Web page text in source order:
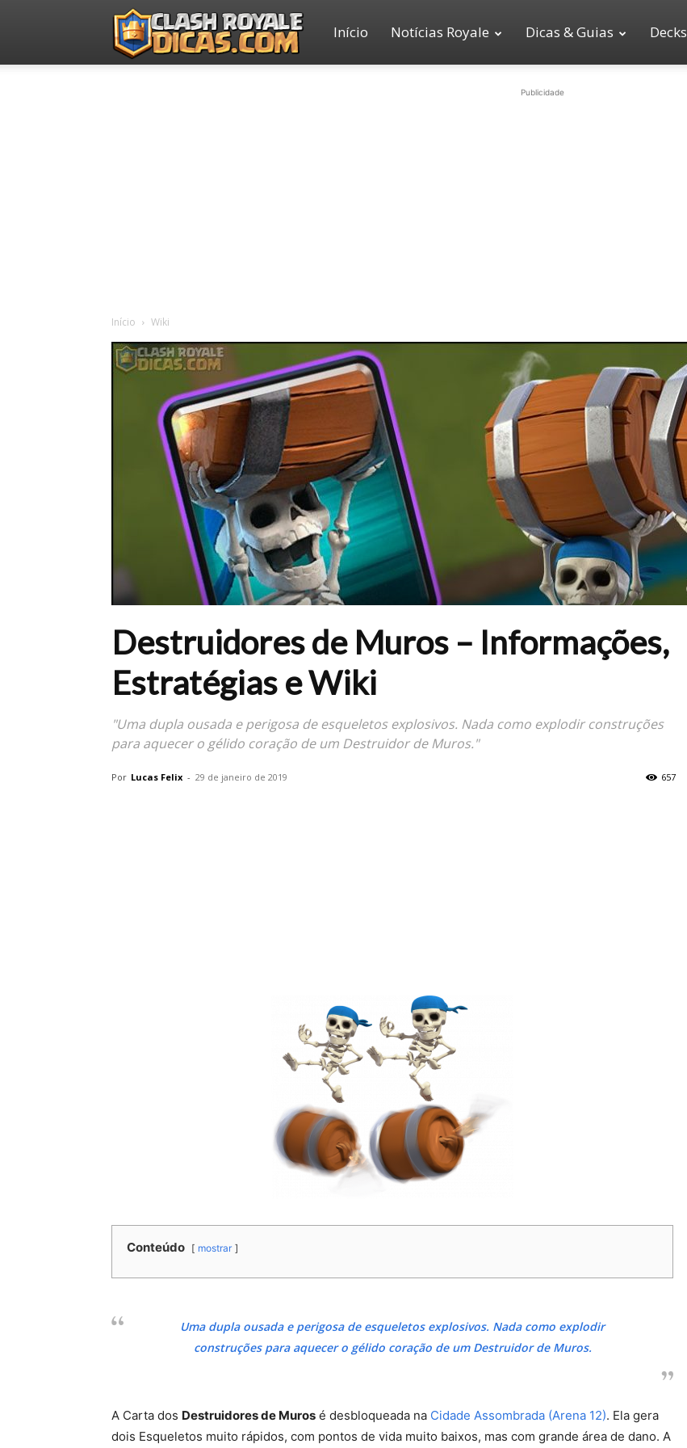
Clash
Início Notícias Royale Dicas & Guias Decks
Publicidade
Início Wiki
Destruidores de Muros – Informações,
Estratégias e Wiki
"Uma dupla ousada e perigosa de esqueletos explosivos. Nada como explodir construções
para aquecer o gélido coração de um Destruidor de Muros."
Por Lucas Felix - 29 de janeiro de 2019 657
Conteúdo mostrar
Uma dupla ousada e perigosa de esqueletos explosivos. Nada como explodir
construções para aquecer o gélido coração de um Destruidor de Muros.
A Carta dos Destruidores de Muros é desbloqueada na Cidade Assombrada (Arena 12). Ela gera
dois Esqueletos muito rápidos, com pontos de vida muito baixos, mas com grande área de dano. A